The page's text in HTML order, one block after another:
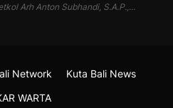
Arh Anton Subhandi, S.A.P.,...
WARTA
Network Kuta Bali News